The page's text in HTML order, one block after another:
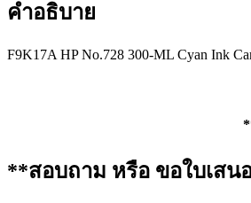
คำอธิบาย
F9K17A HP No.728 300-ML Cyan Ink
**สอบถาม หรือ ขอใบเสน